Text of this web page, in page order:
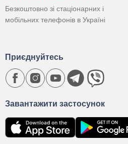
Безкоштовно зі стаціонарних і
мобільних телефонів в Україні
Завантажити застосунок
Приєднуйтесь